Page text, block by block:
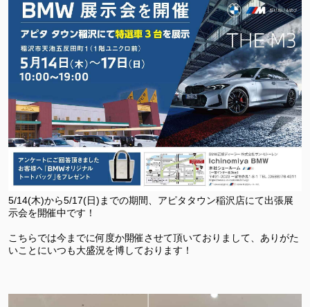
5/14(木)から5/17(日)までの期間、アピタタウン稲沢店にて出張展
示会を開催中です！
こちらでは今までに何度か開催させて頂いておりまして、ありがた
いことにいつも大盛況を博しております！